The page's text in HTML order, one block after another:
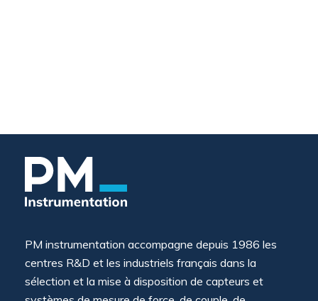
PM instrumentation accompagne depuis 1986 les
centres R&D et les industriels français dans la
sélection et la mise à disposition de capteurs et